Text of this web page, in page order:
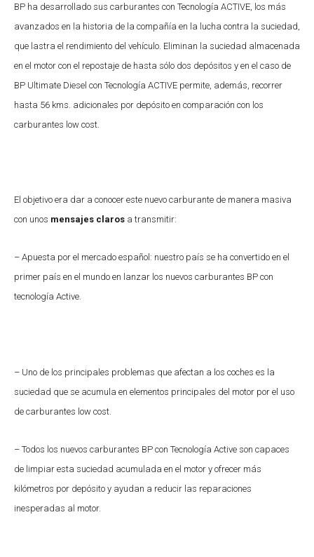
BP ha desarrollado sus carburantes con Tecnología ACTIVE, los más
avanzados en la historia de la compañía en la lucha contra la suciedad,
que lastra el rendimiento del vehículo. Eliminan la suciedad almacenada
en el motor con el repostaje de hasta sólo dos depósitos y en el caso de
BP Ultimate Diesel con Tecnología ACTIVE permite, además, recorrer
hasta 56 kms. adicionales por depósito en comparación con los
carburantes low cost.
El objetivo era dar a conocer este nuevo carburante de manera masiva
con unos mensajes claros a transmitir:
– Apuesta por el mercado español: nuestro país se ha convertido en el
primer país en el mundo en lanzar los nuevos carburantes BP con
tecnología Active.
– Uno de los principales problemas que afectan a los coches es la
suciedad que se acumula en elementos principales del motor por el uso
de carburantes low cost.
– Todos los nuevos carburantes BP con Tecnología Active son capaces
de limpiar esta suciedad acumulada en el motor y ofrecer más
kilómetros por depósito y ayudan a reducir las reparaciones
inesperadas al motor.